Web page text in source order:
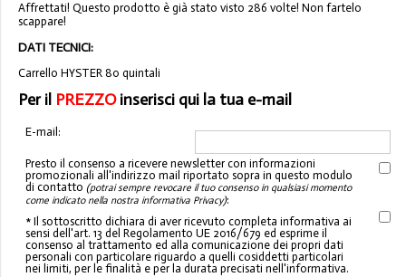
Affrettati! Questo prodotto è già stato visto 286 volte! Non fartelo
scappare!
DATI TECNICI:
Carrello HYSTER 80 quintali
Per il PREZZOinserisci qui la tua e-mail
E-mail:
Presto il consenso a ricevere newsletter con informazioni
promozionali all'indirizzo mail riportato sopra in questo modulo
di contatto (potrai sempre revocare il tuo consenso in qualsiasi momento
come indicato nella nostra informativa Privacy):
* Il sottoscritto dichiara di aver ricevuto completa informativa ai
sensi dell'art. 13 del Regolamento UE 2016/679 ed esprime il
consenso al trattamento ed alla comunicazione dei propri dati
personali con particolare riguardo a quelli cosiddetti particolari
nei limiti, per le finalità e per la durata precisati nell'informativa.